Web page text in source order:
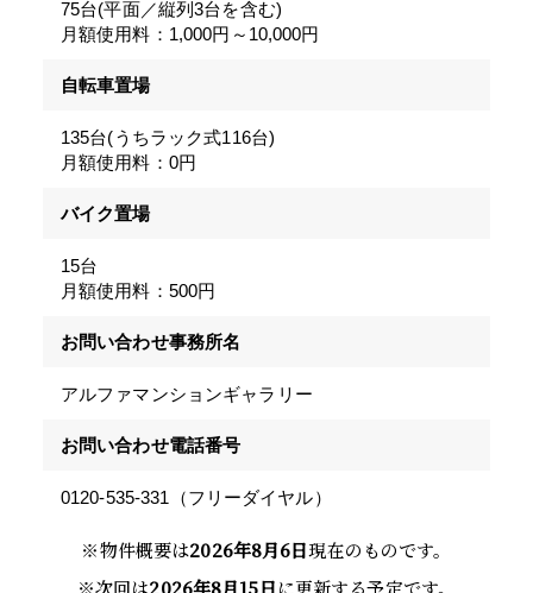
75台(平面／縦列3台を含む)
月額使用料：1,000円～10,000円
自転車置場
135台(うちラック式116台)
月額使用料：0円
バイク置場
15台
月額使用料：500円
お問い合わせ事務所名
アルファマンションギャラリー
お問い合わせ電話番号
0120-535-331（フリーダイヤル）
※物件概要は2026年8月6日現在のものです。
※次回は2026年8月15日に更新する予定です。